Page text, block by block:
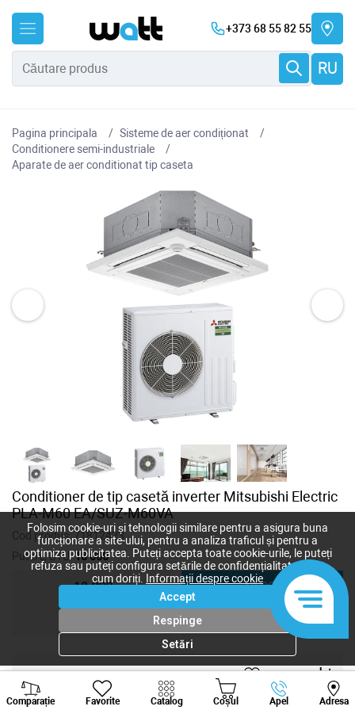
+373 68 55 82 55
RU
Pagina principala
Sisteme de aer condiționat
Conditionere semi-industriale
Aparate de aer conditionat tip caseta
Conditioner de tip casetă inverter Mitsubishi Electric
PLA-M60 EA/SUZ-M60VA
Cod produs:71812423
Putere, BTU:18 000
12 000 18 000
48 000
61 820 lei
+
Comparație Favorite Catalog Coșul Apel Adresa
Viber Whatsapp
Folosim cookie-uri și tehnologii similare pentru a asigura buna
funcționare a site-ului, pentru a analiza traficul și pentru a
optimiza publicitatea. Puteți accepta toate cookie-urile, le puteți
refuza sau puteți configura setările de confidențialitate după
cum doriți.
Informații despre cookie
Accept
Respinge
Setări